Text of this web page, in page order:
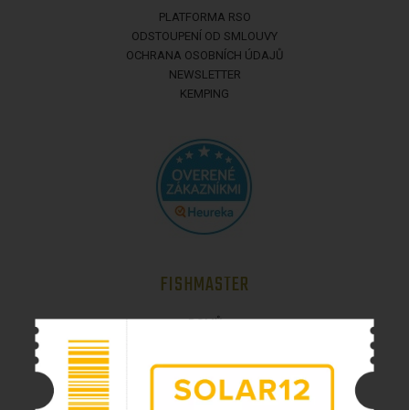
PLATFORMA RSO
ODSTOUPENÍ OD SMLOUVY
OCHRANA OSOBNÍCH ÚDAJŮ
NEWSLETTER
KEMPING
FISHMASTER
DOMŮ
DOPRAVA
OBCHODNÍ PODMÍNKY
KONTAKTUJTE NÁS